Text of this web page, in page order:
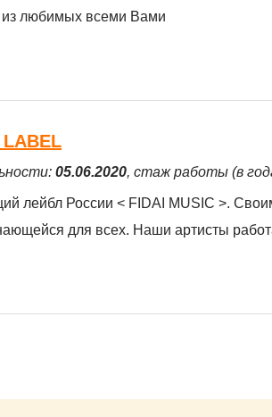
любимых всеми Вами
LABEL
05.06.2020, стаж работы (в
лейбл России < FIDAI MUSIC >.
для всех. Наши артисты